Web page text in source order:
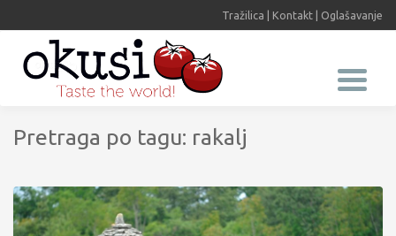
Tražilica Kontakt Oglašavanje
Pretraga po tagu: rakalj